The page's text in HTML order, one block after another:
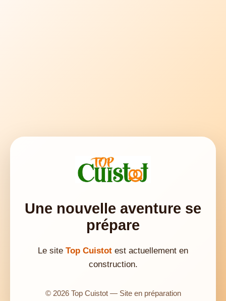
Une nouvelle aventure se
prépare
Le site Top Cuistot est actuellement en
construction.
© 2026 Top Cuistot — Site en préparation